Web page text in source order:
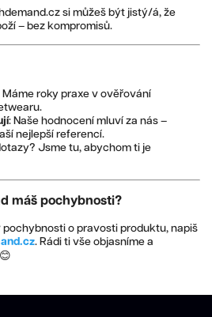
si můžeš být jistý/á, že
– bez kompromisů.
Máme roky praxe v ověřování
: Naše hodnocení mluví za nás –
nejlepší referencí.
Jsme tu, abychom ti je
máš pochybnosti?
o pravosti produktu, napiš
. Rádi ti vše objasníme a